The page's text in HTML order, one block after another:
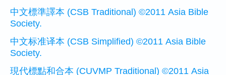
中文標準譯本 (CSB Traditional) ©2011 Asia Bible
Society.
中文标准译本 (CSB Simplified) ©2011 Asia Bible
Society.
現代標點和合本 (CUVMP Traditional) ©2011 Asia